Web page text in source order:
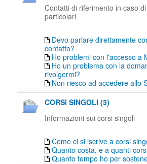
Contatti di riferimento in caso
particolari
Devo parlare direttamente
contatto?
Ho problemi con l'accesso a
Ho un problema con la
rivolgermi?
Non riesco ad accedere allo
CORSI SINGOLI (3)
Informazioni sui corsi singoli
Come ci si iscrive a corsi
Quanto costa, e a quanti
Quanto tempo ho per